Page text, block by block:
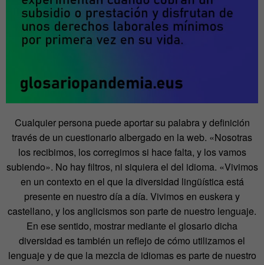
Cualquier persona puede aportar su palabra y definición
través de un cuestionario albergado en la web. «Nosotras
los recibimos, los corregimos si hace falta, y los vamos
subiendo». No hay filtros, ni siquiera el del idioma. «Vivimos
en un contexto en el que la diversidad lingüística está
presente en nuestro día a día. Vivimos en euskera y
castellano, y los anglicismos son parte de nuestro lenguaje.
En ese sentido, mostrar mediante el glosario dicha
diversidad es también un reflejo de cómo utilizamos el
lenguaje y de que la mezcla de idiomas es parte de nuestro